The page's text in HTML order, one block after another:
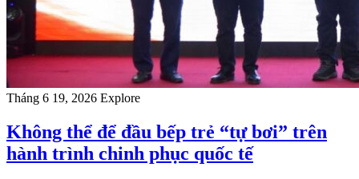
Tháng 6 19, 2026 Explore
Không thể để đầu bếp trẻ “tự bơi” trên
hành trình chinh phục quốc tế